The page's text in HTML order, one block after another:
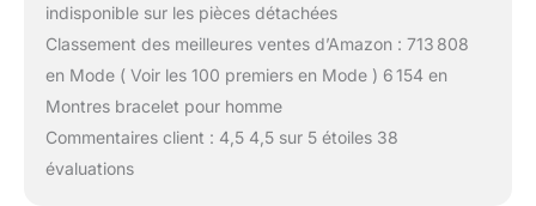
indisponible sur les pièces détachées
Classement des meilleures ventes d’Amazon : 713 808
en Mode ( Voir les 100 premiers en Mode ) 6 154 en
Montres bracelet pour homme
Commentaires client : 4,5 4,5 sur 5 étoiles 38
évaluations